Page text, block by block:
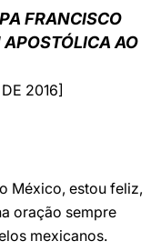
中文
FRANCISCO
AO
2016]
México, estou feliz,
oração sempre
mexicanos.